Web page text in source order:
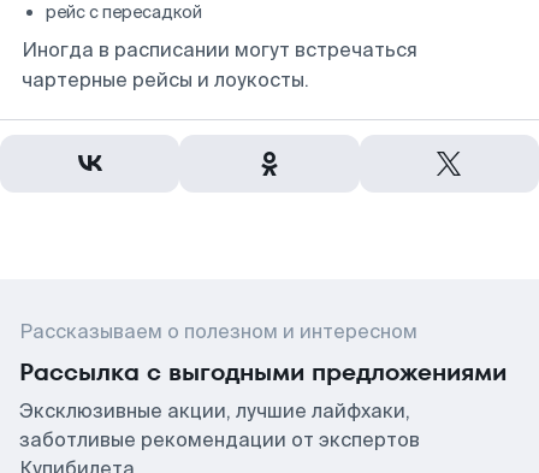
рейс с пересадкой
Иногда в расписании могут встречаться
чартерные рейсы и лоукосты.
Рассказываем о полезном и интересном
Рассылка с выгодными предложениями
Эксклюзивные акции, лучшие лайфхаки,
заботливые рекомендации от экспертов